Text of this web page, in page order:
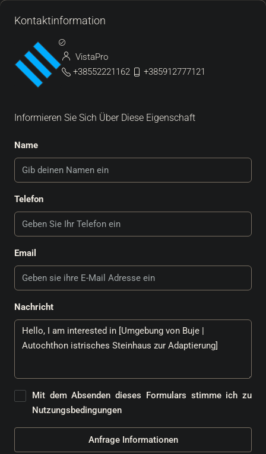
Kontaktinformation
VistaPro
+38552221162
+385912777121
Informieren Sie Sich Über Diese Eigenschaft
Name
Telefon
Email
Nachricht
Mit dem Absenden dieses Formulars stimme ich zu
Nutzungsbedingungen
Anfrage Informationen